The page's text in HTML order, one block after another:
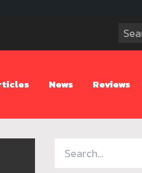
News Reviews